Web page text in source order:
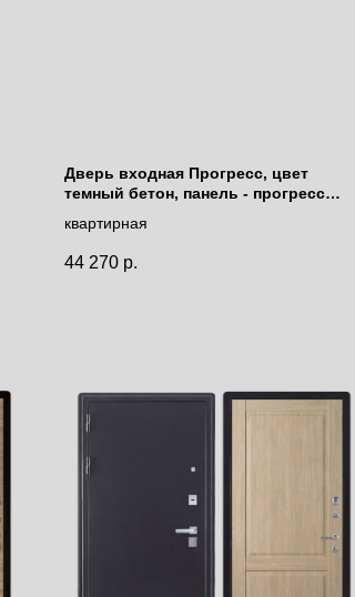
Дверь входная Прогресс, цвет
темный бетон, панель - прогресс
квартирная
44 270 р.